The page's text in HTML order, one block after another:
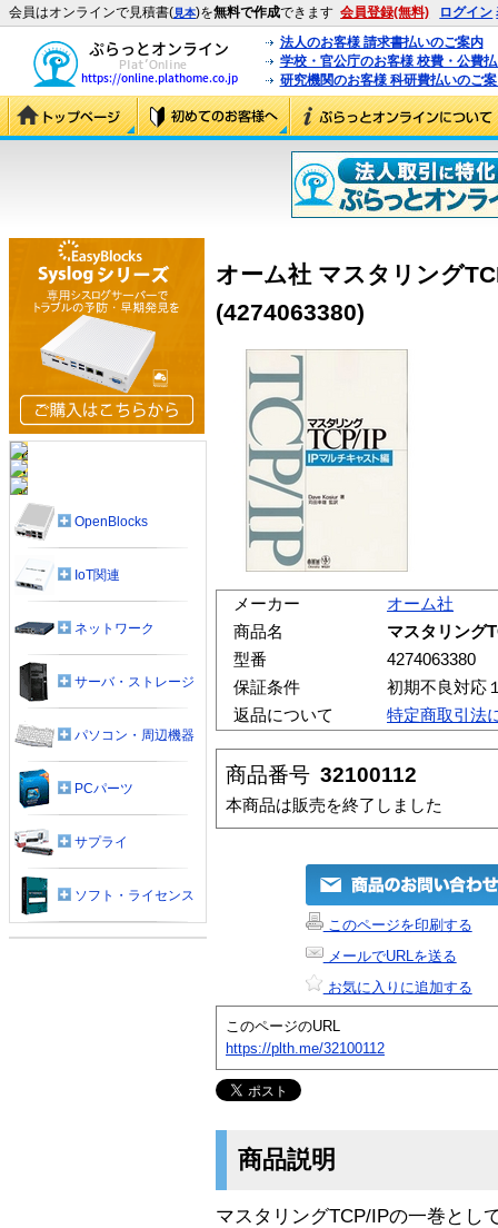
会員はオンラインで見積書(見本)を無料で作成できます 会員登録(無料) ログイン
法人のお客様 請求書払いのご案内
学校・官公庁のお客様 校費・公費
研究機関のお客様 科研費払いのご
オーム社 マスタリング
(4274063380)
メーカー
オーム社
商品名
マスタリング
型番
4274063380
保証条件
初期不良対応
返品について
特定商取引法
商品番号 32100112
本商品は販売を終了しました
このページを印刷する
メールでURLを送る
お気に入りに追加する
このページのURL
https://plth.me/32100112
商品説明
マスタリングTCP/IPの一巻とし
OpenBlocks
IoT関連
ネットワーク
サーバ・ストレージ
パソコン・周辺機器
PCパーツ
サプライ
ソフト・ライセンス